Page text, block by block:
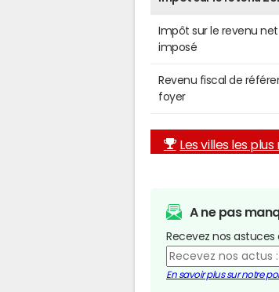
Impôt sur le revenu
imposé
Revenu fiscal de
foyer
Les villes les
A ne pas
Recevez nos
En savoir plus sur notre